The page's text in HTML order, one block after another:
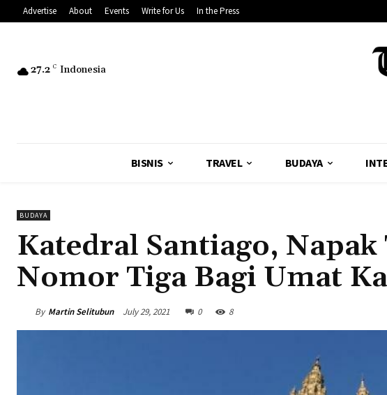
Advertise About Events Write for Us In the Press
27.2 C Indonesia
BISNIS TRAVEL BUDAYA
BUDAYA
Katedral Santiago,
Nomor Tiga Bagi Umat
By Martin Selitubun July 29, 2021 0 8